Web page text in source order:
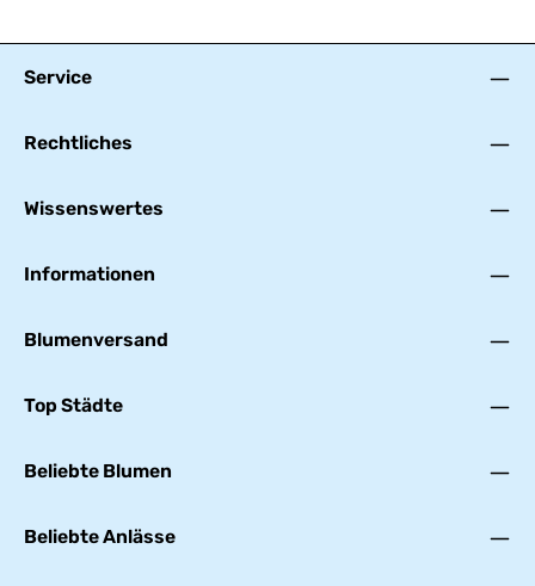
Service
Rechtliches
Wissenswertes
Informationen
Blumenversand
Top Städte
Beliebte Blumen
Beliebte Anlässe